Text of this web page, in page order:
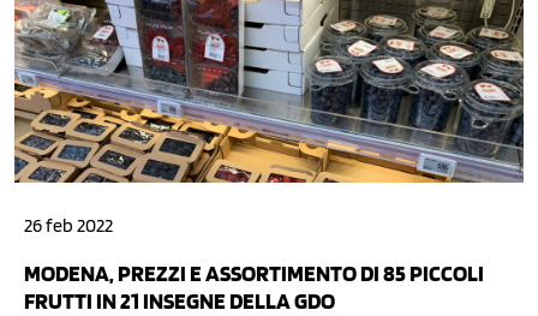
26 feb 2022
MODENA, PREZZI E ASSORTIMENTO DI 85 PICCOLI
FRUTTI IN 21 INSEGNE DELLA GDO